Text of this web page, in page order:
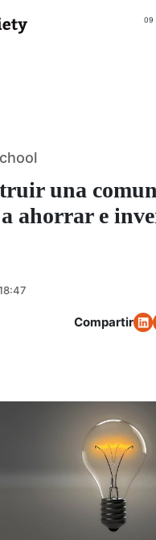
09
una
a ahorrar e
Compartir